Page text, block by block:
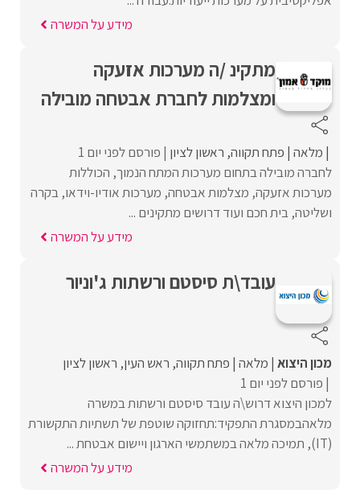
מידע על המשרה
מתקינ /ה מערכות אזעקה
ומצלמות לחברת אבטחה מובילה
מלאה פתח תקווה ראשון לציון פורסם לפני יום 1
לחברה מובילה בתחום מערכות המתח הנמוך, הכוללות
מערכות אזעקה, מצלמות אבטחה, מערכות אודיו-וידאו, בקרה
ושליטה, בית חכם ועוד דרושים מתקינים ...
מידע על המשרה
עובד\ת סיסטם ורשתות ג'וניור
מכון היצוא מלאה פתח תקווה ראש העין ראשון לציון
פורסם לפני יום 1
למכון היצוא דרוש\ה עובד סיסטם ורשתות במשרה
מלאהבמסגרת התפקיד:תחזוקה שוטפת של תשתיות התקשורת
(IT), תמיכה מלאה במשתמשי הארגון ויישום אבטחת ...
מידע על המשרה